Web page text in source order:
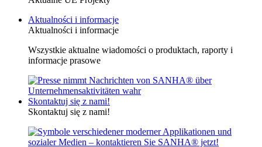
Aktualności i informacje
Aktualności i informacje
Wszystkie aktualne wiadomości o produktach, raporty i
informacje prasowe
Skontaktuj się z nami!
Skontaktuj się z nami!